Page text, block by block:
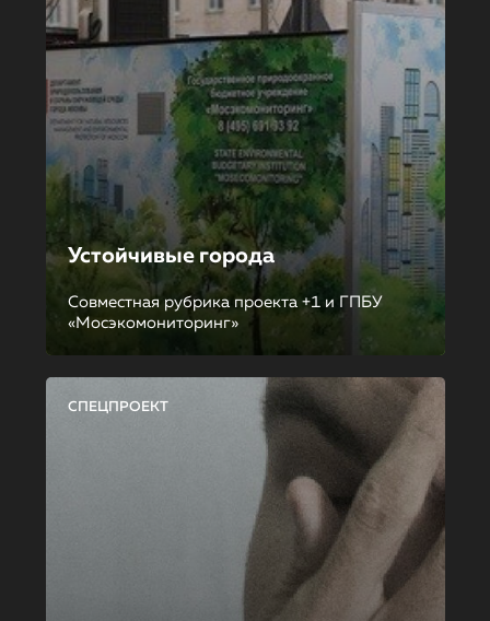
Устойчивые города
Совместная рубрика проекта +1 и ГПБУ
«Мосэкомониторинг»
СПЕЦПРОЕКТ